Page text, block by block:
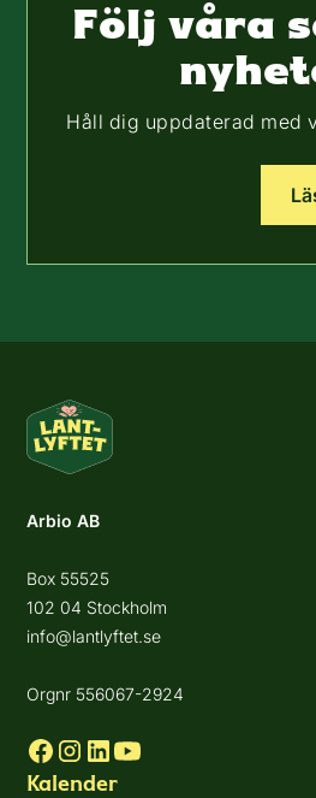
Följ våra
Håll dig uppdaterad med
Arbio AB
Box 55525
102 04 Stockholm
info@lantlyftet.se
Orgnr 556067-2924
Kalender